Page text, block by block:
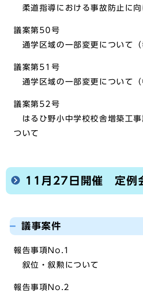
柔道指導における事故防止に向
議案第50号
通学区域の一部変更について（
議案第51号
通学区域の一部変更について（
議案第52号
はるひ野小中学校校舎増築工事
ついて
11月27日開催 定例
議事案件
報告事項No.1
叙位・叙勲について
報告事項No.2